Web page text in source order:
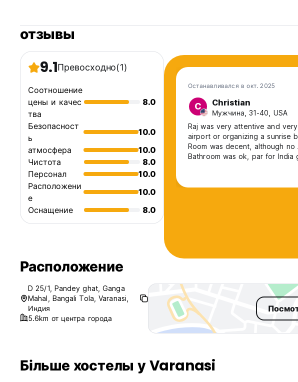
отзывы
9.1Превосходно(1)
Соотношение
цены и качес
тва
8.0
Безопасност
ь
10.0
атмосфера
10.0
Чистота
8.0
Персонал
10.0
Расположени
е
10.0
Оснащение
8.0
Останавливался в окт. 2025
C Christian
Мужчина, 31-40, USA
Raj was very attentive and
airport or organizing a sunrise boat tour. I enjoyed
Room was decent, although
Bathroom was ok, par for India guest houses.
to stuff. You will probably
Расположение
D 25/1, Pandey ghat, Ganga
Mahal, Bangali Tola, Varanasi,
Индия
5.6km от центра города
Більше хостелы у Varanasi